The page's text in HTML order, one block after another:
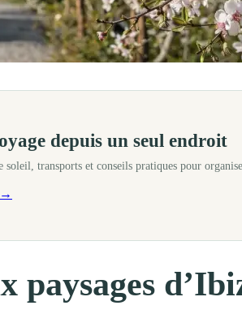
depuis un seul endroit
soleil, transports et conseils pratiques pour
→
paysages